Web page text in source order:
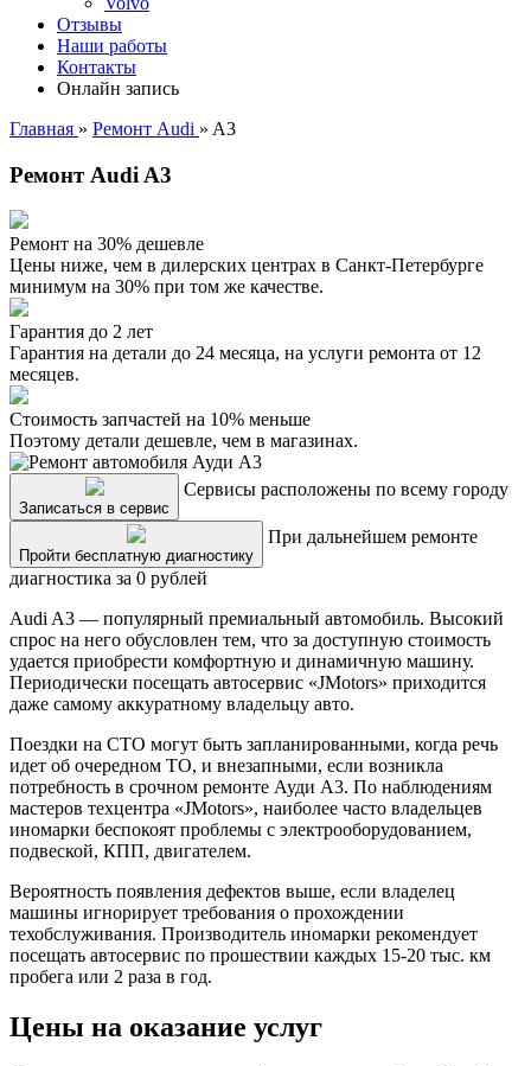
Отзывы
Наши работы
Контакты
Онлайн запись
Главная » Ремонт Audi » A3
Ремонт Audi A3
Ремонт на 30% дешевле
Цены ниже, чем в дилерских центрах в Санкт-Петербурге
минимум на 30% при том же качестве.
Гарантия до 2 лет
Гарантия на детали до 24 месяца, на услуги ремонта от 12
месяцев.
Стоимость запчастей на 10% меньше
Поэтому детали дешевле, чем в магазинах.
Записаться в сервис
Сервисы расположены по всему городу
Пройти бесплатную диагностику
При дальнейшем ремонте
диагностика за 0 рублей
Audi A3 — популярный премиальный автомобиль. Высокий
спрос на него обусловлен тем, что за доступную стоимость
удается приобрести комфортную и динамичную машину.
Периодически посещать автосервис «JMotors» приходится
даже самому аккуратному владельцу авто.
Поездки на СТО могут быть запланированными, когда речь
идет об очередном ТО, и внезапными, если возникла
потребность в срочном ремонте Ауди A3. По наблюдениям
мастеров техцентра «JMotors», наиболее часто владельцев
иномарки беспокоят проблемы с электрооборудованием,
подвеской, КПП, двигателем.
Вероятность появления дефектов выше, если владелец
машины игнорирует требования о прохождении
техобслуживания. Производитель иномарки рекомендует
посещать автосервис по прошествии каждых 15-20 тыс. км
пробега или 2 раза в год.
Цены на оказание услуг